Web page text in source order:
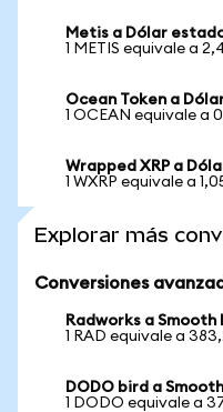
Metis a Dólar
1 METIS equivale a
Ocean Token a
1 OCEAN equivale a
Wrapped XRP a
1 WXRP equivale a
Explorar más
Conversiones
Radworks a Smooth
1 RAD equivale a
DODO bird a
1 DODO equivale a